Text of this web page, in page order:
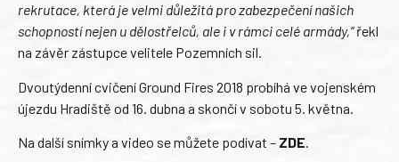
rekrutace, která je velmi důležitá pro zabezpečení našich
schopností nejen u dělostřelců, ale i v rámci celé armády,“řekl
na závěr zástupce velitele Pozemních sil.
Dvoutýdenní cvičení Ground Fires 2018 probíhá ve vojenském
újezdu Hradiště od 16. dubna a skončí v sobotu 5. května.
Na další snímky a video se můžete podívat – ZDE.